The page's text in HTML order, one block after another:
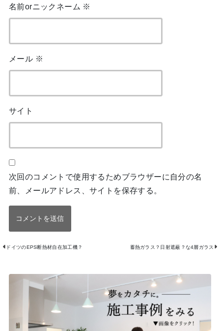
名前orニックネーム ※
メール ※
サイト
次回のコメントで使用するためブラウザーに自分の名
前、メールアドレス、サイトを保存する。
ドイツのEPS断熱材自在加工機？ 蓄熱ガラス？日射遮蔽？な4層ガラス